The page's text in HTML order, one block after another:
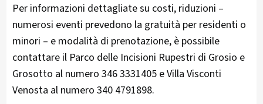
Per informazioni dettagliate su costi, riduzioni –
numerosi eventi prevedono la gratuità per residenti o
minori – e modalità di prenotazione, è possibile
contattare il Parco delle Incisioni Rupestri di Grosio e
Grosotto al numero 346 3331405 e Villa Visconti
Venosta al numero 340 4791898.